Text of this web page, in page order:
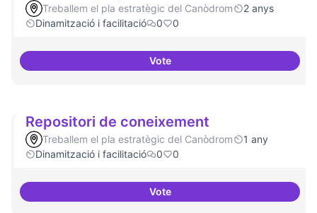
Treballem el pla estratègic del Canòdrom
2 anys
Dinamització i facilitació
0 0
VoteHabitar la plaça
Repositori de coneixement
Treballem el pla estratègic del Canòdrom
1 any
Dinamització i facilitació
0 0
VoteRepositori de coneixement